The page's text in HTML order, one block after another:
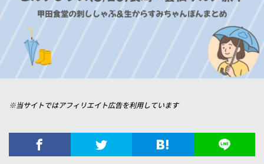
※当サイトではアフィリエイト広告を利用しています